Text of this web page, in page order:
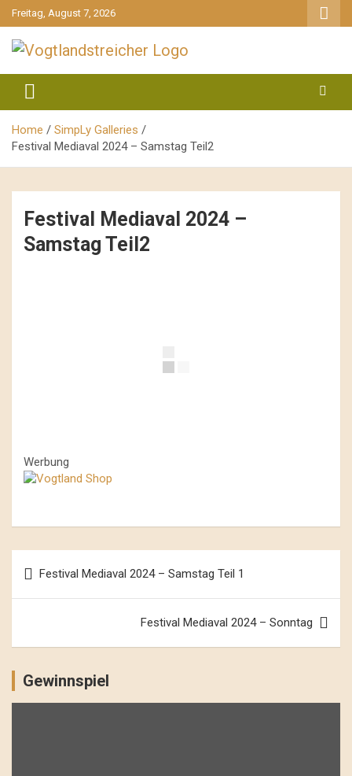
gehe
zum
Inhalt
Freitag, August 7, 2026
Vogtlandstreicher
Home
SimpLy Galleries
Festival Mediaval 2024 – Samstag Teil2
Festival Mediaval 2024 –
Samstag Teil2
Werbung
Navigation
Festival Mediaval 2024 – Samstag Teil 1
Festival Mediaval 2024 – Sonntag
Gewinnspiel